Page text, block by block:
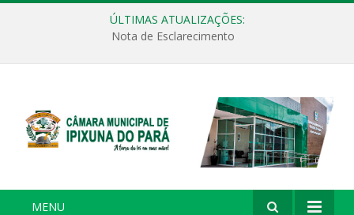
ÚLTIMAS ATUALIZAÇÕES:
Nota de Esclarecimento
MENU